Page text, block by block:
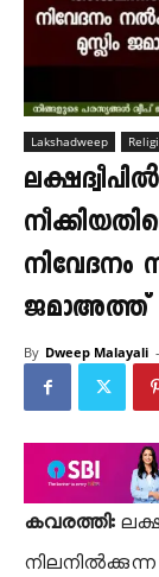
Lakshadweep
നിവേദനം
ജമാഅത്ത്
By Dweep Malayali -
കവരത്തി: